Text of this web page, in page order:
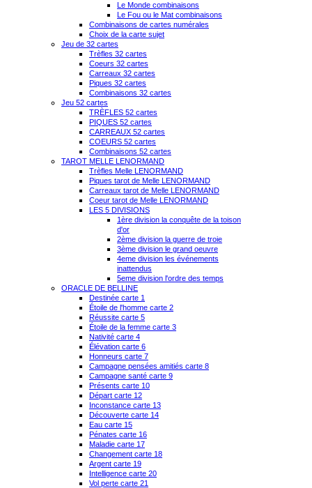
Le Monde combinaisons
Le Fou ou le Mat combinaisons
Combinaisons de cartes numérales
Choix de la carte sujet
Jeu de 32 cartes
Trèfles 32 cartes
Coeurs 32 cartes
Carreaux 32 cartes
Piques 32 cartes
Combinaisons 32 cartes
Jeu 52 cartes
TRÈFLES 52 cartes
PIQUES 52 cartes
CARREAUX 52 cartes
COEURS 52 cartes
Combinaisons 52 cartes
TAROT MELLE LENORMAND
Trèfles Melle LENORMAND
Piques tarot de Melle LENORMAND
Carreaux tarot de Melle LENORMAND
Coeur tarot de Melle LENORMAND
LES 5 DIVISIONS
1ère division la conquête de la toison
d'or
2ème division la guerre de troie
3ème division le grand oeuvre
4eme division les événements
inattendus
5eme division l'ordre des temps
ORACLE DE BELLINE
Destinée carte 1
Étoile de l'homme carte 2
Réussite carte 5
Étoile de la femme carte 3
Nativité carte 4
Élévation carte 6
Honneurs carte 7
Campagne pensées amitiés carte 8
Campagne santé carte 9
Présents carte 10
Départ carte 12
Inconstance carte 13
Découverte carte 14
Eau carte 15
Pénates carte 16
Maladie carte 17
Changement carte 18
Argent carte 19
Intelligence carte 20
Vol perte carte 21